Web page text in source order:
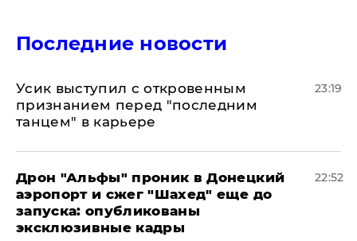
Последние новости
Усик выступил с откровенным
признанием перед "последним
танцем" в карьере
23:19
Дрон "Альфы" проник в Донецкий
аэропорт и сжег "Шахед" еще до
запуска: опубликованы
эксклюзивные кадры
22:52